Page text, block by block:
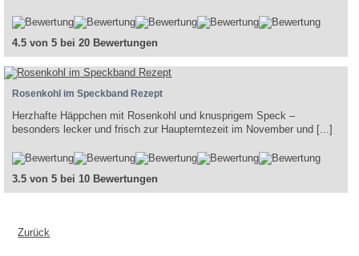
4.5 von 5 bei 20 Bewertungen
Rosenkohl im Speckband Rezept
Herzhafte Häppchen mit Rosenkohl und knusprigem Speck –
besonders lecker und frisch zur Haupterntezeit im November und [...]
3.5 von 5 bei 10 Bewertungen
Zurück